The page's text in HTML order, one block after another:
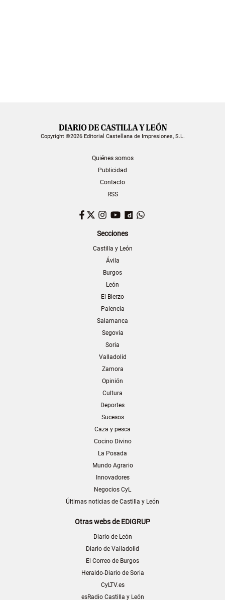
Copyright ©2026 Editorial Castellana de Impresiones, S.L.
Quiénes somos
Publicidad
Contacto
RSS
Facebook
TwitterInstagram
YouTubeDailymotion
Secciones
Castilla y León
Ávila
Burgos
León
El Bierzo
Palencia
Salamanca
Segovia
Soria
Valladolid
Zamora
Opinión
Cultura
Deportes
Sucesos
Caza y pesca
Cocino Divino
La Posada
Mundo Agrario
Innovadores
Negocios CyL
Últimas noticias de Castilla y León
Otras webs de EDIGRUP
Diario de León
Diario de Valladolid
El Correo de Burgos
Heraldo-Diario de Soria
CyLTV.es
esRadio Castilla y León